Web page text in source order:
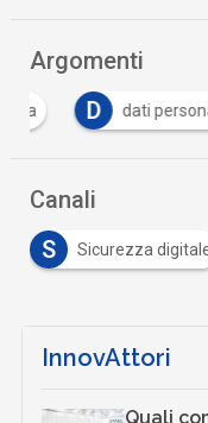
Argomenti
D dati
Canali
S
Sicurezza
InnovAttori
Quali